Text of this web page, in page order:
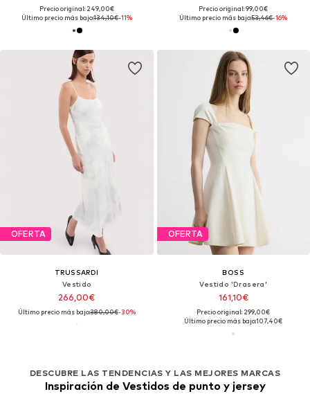
Precio original: 249,00€
Último precio más bajo:134,10€-11%
Precio original: 99,00€
Último precio más bajo:53,46€-16%
OFERTA
TRUSSARDI
Vestido
266,00€
Último precio más bajo:380,00€-30%
DESCUBRE LAS TENDENCIAS Y LAS MEJORES MARCAS
Inspiración de Vestidos de punto y jersey
OFERTA
BOSS
Vestido 'Drasera'
161,10€
Precio original: 299,00€
Último precio más bajo:107,40€